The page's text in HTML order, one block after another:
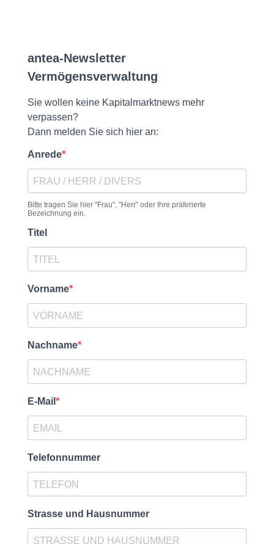
antea-Newsletter
Vermögensverwaltung
Sie wollen keine Kapitalmarktnews mehr
verpassen?
Dann melden Sie sich hier an:
Anrede
Bitte tragen Sie hier "Frau", "Herr" oder Ihre präferierte
Bezeichnung ein.
Titel
Vorname
Nachname
E-Mail
Telefonnummer
Strasse und Hausnummer